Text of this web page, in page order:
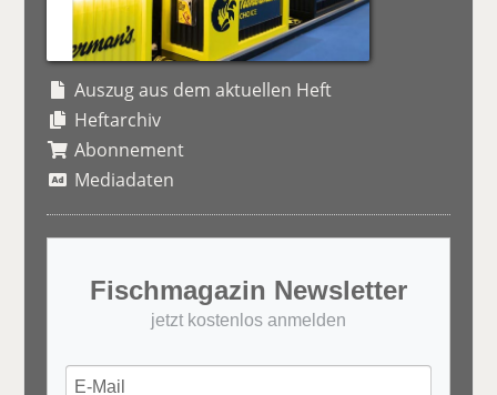
Auszug aus dem aktuellen Heft
Heftarchiv
Abonnement
Mediadaten
Fischmagazin Newsletter
jetzt kostenlos anmelden